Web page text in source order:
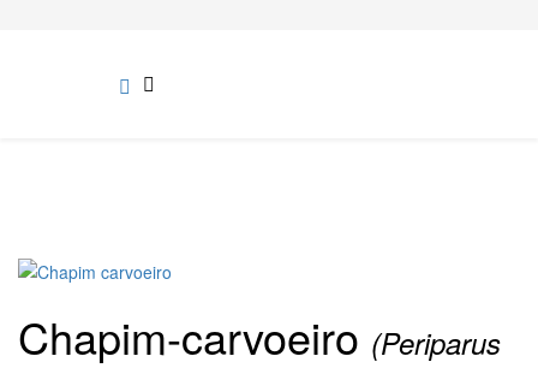
Chapim-carvoeiro (Periparus